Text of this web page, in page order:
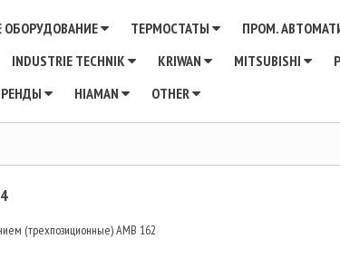
ОБОРУДОВАНИЕ ТЕРМОСТАТЫ ПРОМ.
INDUSTRIE TECHNIK KRIWAN MITSUBISHI
HIAMAN OTHER
(трехпозиционные) AMB 162